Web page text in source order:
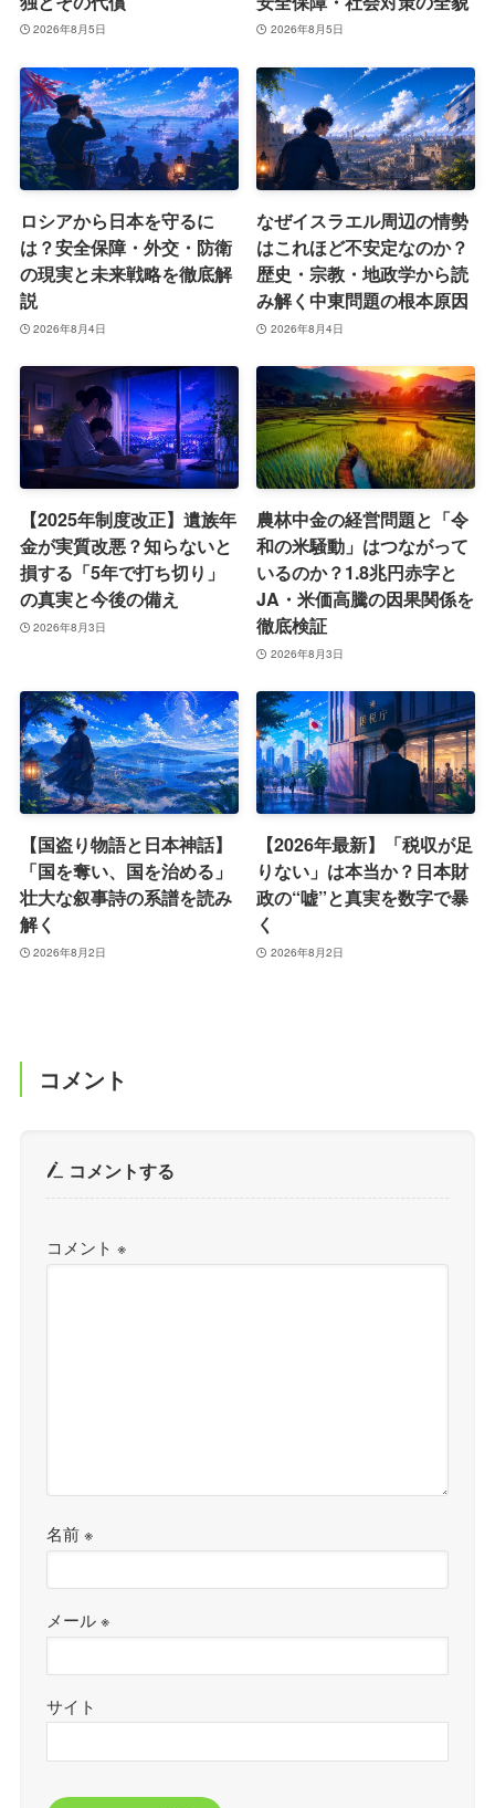
2026年8月5日 2026年8月5日
ロシアから日本を守るに
は？安全保障・外交・防衛
の現実と未来戦略を徹底解
説
2026年8月4日
なぜイスラエル周辺の情勢
はこれほど不安定なのか？
歴史・宗教・地政学から読
み解く中東問題の根本原因
2026年8月4日
【2025年制度改正】遺族年
金が実質改悪？知らないと
損する「5年で打ち切り」
の真実と今後の備え
2026年8月3日
農林中金の経営問題と「令
和の米騒動」はつながって
いるのか？1.8兆円赤字と
JA・米価高騰の因果関係を
徹底検証
2026年8月3日
【国盗り物語と日本神話】
「国を奪い、国を治める」
壮大な叙事詩の系譜を読み
解く
2026年8月2日
【2026年最新】「税収が足
りない」は本当か？日本財
政の“嘘”と真実を数字で暴
く
2026年8月2日
コメント
コメントする
コメント※
名前※
メール※
サイト